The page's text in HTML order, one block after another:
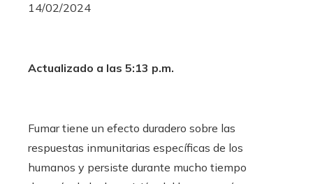
14/02/2024
Actualizado a las 5:13 p.m.
Fumar tiene un efecto duradero sobre las
respuestas inmunitarias específicas de los
humanos y persiste durante mucho tiempo